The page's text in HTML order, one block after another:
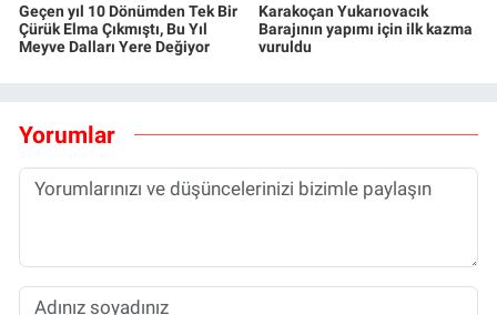
Geçen yıl 10 Dönümden Tek Bir
Çürük Elma Çıkmıştı, Bu Yıl
Meyve Dalları Yere Değiyor
Karakoçan Yukarıovacık
Barajının yapımı için ilk kazma
vuruldu
Yorumlar